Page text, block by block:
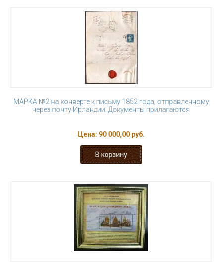
МАРКА №2 на конверте к письму 1852 года, отправленному
через почту Ирландии. Документы прилагаются
Цена: 90 000,00 руб.